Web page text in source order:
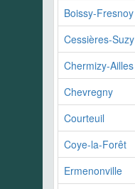
Boissy-Fresnoy
Cessières-Suzy
Chermizy-Ailles
Chevregny
Courteuil
Coye-la-Forêt
Ermenonville